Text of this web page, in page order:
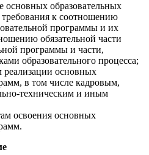
основных образовательных
к соотношению
программы и их
обязательной части
программы и части,
образовательного процесса;
реализации основных
в том числе кадровым,
техническим и иным
освоения основных